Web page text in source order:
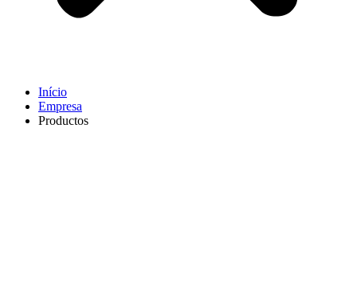
Início
Empresa
Productos